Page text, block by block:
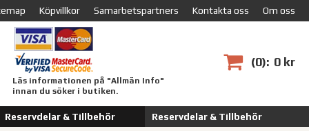
Köpvillkor Samarbetspartners Kontakta oss Om oss
0 0 kr
Läs informationen på "Allmän Info"
innan du söker i butiken.
Reservdelar & Tillbehör
Reservdelar & Tillbehör